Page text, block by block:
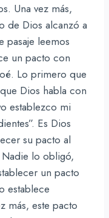
Una vez más,
de Dios alcanzó a
pasaje leemos
un pacto con
Lo primero que
Dios habla con
establezco mi
Es Dios
su pacto al
Nadie lo obligó,
un pacto
establece
más, este pacto